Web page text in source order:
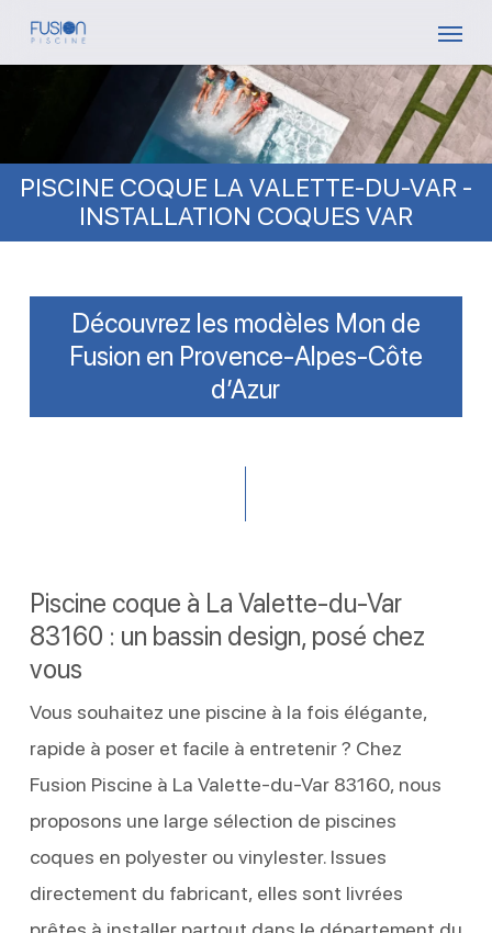
Skip
PISCINE COQUE LA VALETTE-DU-VAR -
INSTALLATION COQUES VAR
Découvrez les modèles Mon de
Fusion en Provence-Alpes-Côte
d’Azur
Piscine coque à La Valette-du-Var
83160 : un bassin design, posé chez
vous
Vous souhaitez une piscine à la fois élégante,
rapide à poser et facile à entretenir ? Chez
Fusion Piscine à La Valette-du-Var 83160, nous
proposons une large sélection de piscines
coques en polyester ou vinylester. Issues
directement du fabricant, elles sont livrées